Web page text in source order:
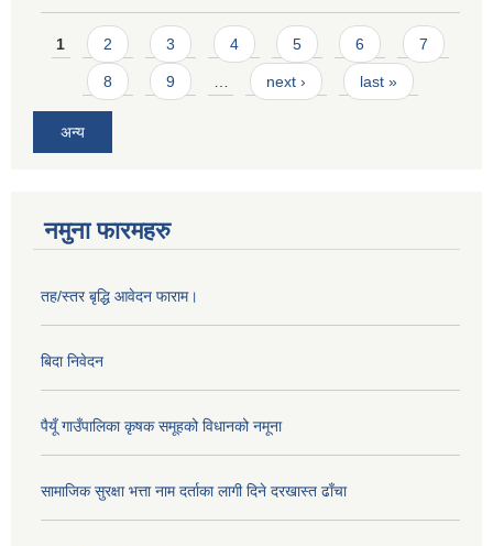
Pages
1 2 3 4 5 6 7
8 9 next › last »
अन्य
नमुना फारमहरु
तह/स्तर बृद्धि आवेदन फाराम।
बिदा निवेदन
पैयूँ गाउँपालिका कृषक समूहको विधानको नमूना
सामाजिक सुरक्षा भत्ता नाम दर्ताका लागी दिने दरखास्त ढाँचा